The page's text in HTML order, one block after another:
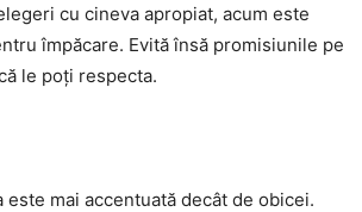
cu cineva apropiat, acum este
împăcare. Evită însă promisiunile pe
le poți respecta.
este mai accentuată decât de obicei.